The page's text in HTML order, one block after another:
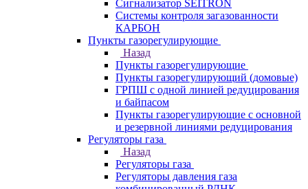
Сигнализатор SEITRON
Системы контроля загазованности
КАРБОН
Пункты газорегулирующие
Назад
Пункты газорегулирующие
Пункты газорегулирующий (домовые)
ГРПШ с одной линией редуцирования
и байпасом
Пункты газорегулирующие с основной
и резервной линиями редуцирования
Регуляторы газа
Назад
Регуляторы газа
Регуляторы давления газа